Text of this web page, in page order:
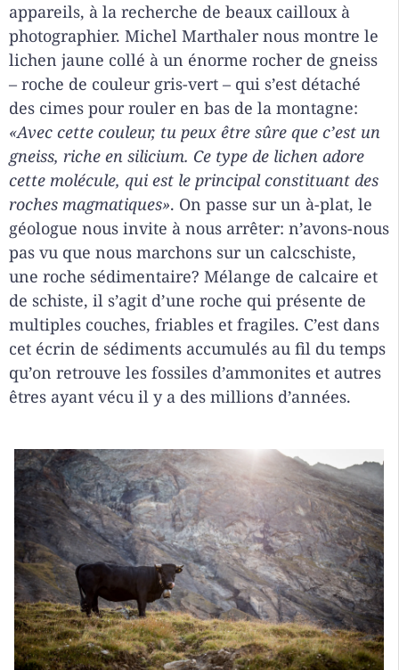
appareils, à la recherche de beaux cailloux à
photographier. Michel Marthaler nous montre le
lichen jaune collé à un énorme rocher de gneiss
– roche de couleur gris-vert – qui s’est détaché
des cimes pour rouler en bas de la montagne:
«Avec cette couleur, tu peux être sûre que c’est un
gneiss, riche en silicium. Ce type de lichen adore
cette molécule, qui est le principal constituant des
roches magmatiques». On passe sur un à-plat, le
géologue nous invite à nous arrêter: n’avons-nous
pas vu que nous marchons sur un calcschiste,
une roche sédimentaire? Mélange de calcaire et
de schiste, il s’agit d’une roche qui présente de
multiples couches, friables et fragiles. C’est dans
cet écrin de sédiments accumulés au fil du temps
qu’on retrouve les fossiles d’ammonites et autres
êtres ayant vécu il y a des millions d’années.